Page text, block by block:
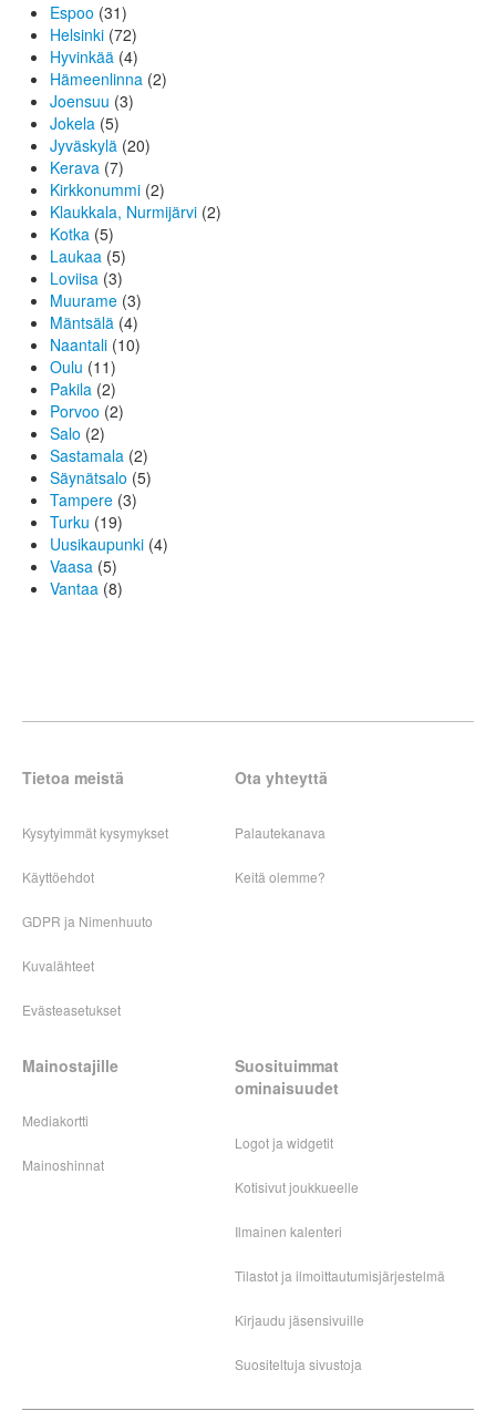
Espoo (31)
Helsinki (72)
Hyvinkää (4)
Hämeenlinna (2)
Joensuu (3)
Jokela (5)
Jyväskylä (20)
Kerava (7)
Kirkkonummi (2)
Klaukkala, Nurmijärvi (2)
Kotka (5)
Laukaa (5)
Loviisa (3)
Muurame (3)
Mäntsälä (4)
Naantali (10)
Oulu (11)
Pakila (2)
Porvoo (2)
Salo (2)
Sastamala (2)
Säynätsalo (5)
Tampere (3)
Turku (19)
Uusikaupunki (4)
Vaasa (5)
Vantaa (8)
Tietoa meistä
Kysytyimmät kysymykset
Käyttöehdot
GDPR ja Nimenhuuto
Kuvalähteet
Evästeasetukset
Ota yhteyttä
Palautekanava
Keitä olemme?
Mainostajille
Mediakortti
Mainoshinnat
Suosituimmat
ominaisuudet
Logot ja widgetit
Kotisivut joukkueelle
Ilmainen kalenteri
Tilastot ja ilmoittautumisjärjestelmä
Kirjaudu jäsensivuille
Suositeltuja sivustoja